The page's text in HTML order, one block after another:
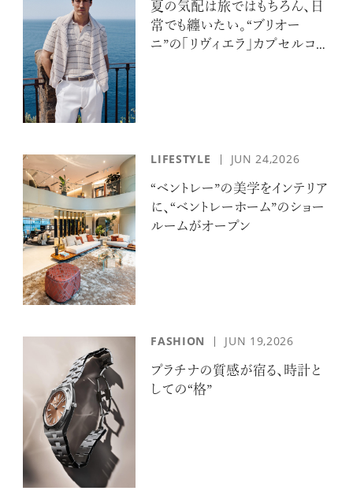
夏の気配は旅ではもちろん、日
常でも纏いたい。“ブリオー
ニ”の「リヴィエラ」カプセルコレ
LIFESTYLE JUN 24,2026
“ベントレー”の美学をインテリア
に、“ベントレーホーム”のショー
ルームがオープン
FASHION JUN 19,2026
プラチナの質感が宿る、時計と
しての“格”